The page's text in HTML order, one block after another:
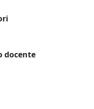
docente